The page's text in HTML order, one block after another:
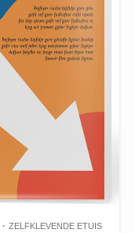
ZELFKLEVENDE ETUIS